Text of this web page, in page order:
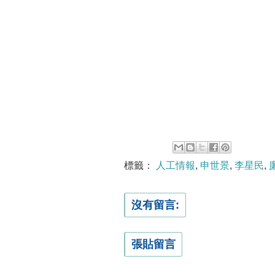
標籤： 人工情報, 申世景, 李星民,
沒有留言:
張貼留言